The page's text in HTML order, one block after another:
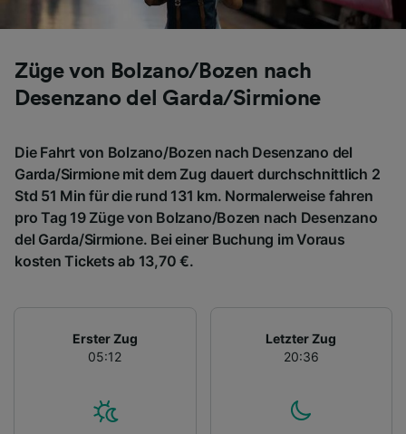
Züge von Bolzano/Bozen nach
Desenzano del Garda/Sirmione
Die Fahrt von Bolzano/Bozen nach Desenzano del
Garda/Sirmione mit dem Zug dauert durchschnittlich 2
Std 51 Min für die rund 131 km. Normalerweise fahren
pro Tag 19 Züge von Bolzano/Bozen nach Desenzano
del Garda/Sirmione. Bei einer Buchung im Voraus
kosten Tickets ab 13,70 €.
Erster Zug
05:12
Letzter Zug
20:36